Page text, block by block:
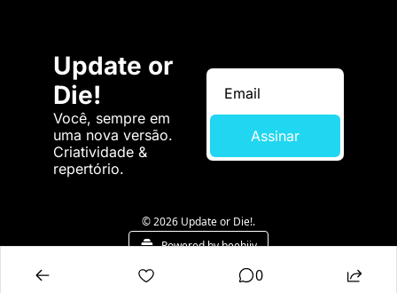
Update or
Die!
Você, sempre em
uma nova versão.
Criatividade &
repertório.
Assinar
© 2026 Update or Die!.
Powered by beehiiv
0